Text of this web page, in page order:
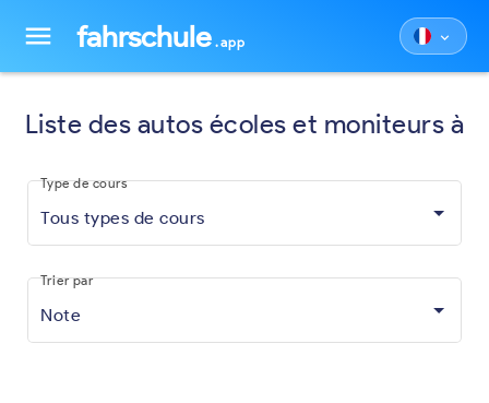
menu fahrschule .app keyboard_arrow_down
Liste des autos écoles et moniteurs à
Tous types de cours
Type de cours
Note
Trier par